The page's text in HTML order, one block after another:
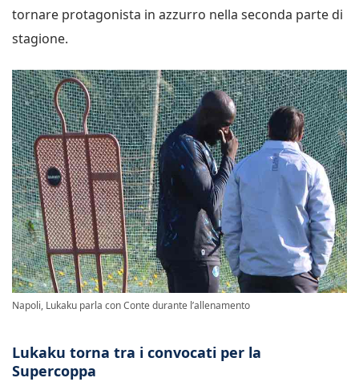
tornare protagonista in azzurro nella seconda parte di
stagione.
Napoli, Lukaku parla con Conte durante l’allenamento
Lukaku torna tra i convocati per la
Supercoppa